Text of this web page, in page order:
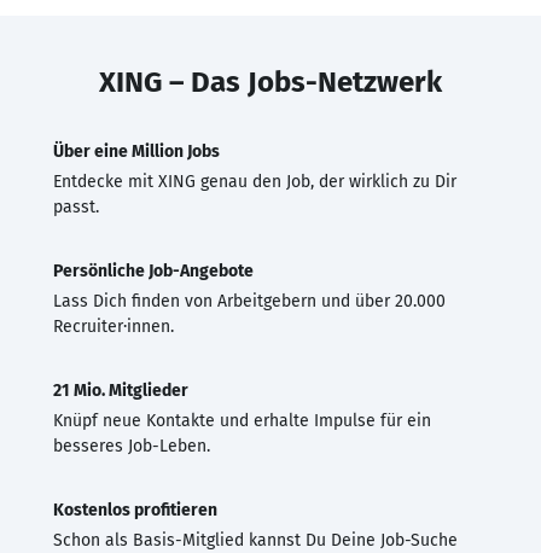
XING – Das Jobs-Netzwerk
Über eine Million Jobs
Entdecke mit XING genau den Job, der wirklich zu Dir
passt.
Persönliche Job-Angebote
Lass Dich finden von Arbeitgebern und über 20.000
Recruiter·innen.
21 Mio. Mitglieder
Knüpf neue Kontakte und erhalte Impulse für ein
besseres Job-Leben.
Kostenlos profitieren
Schon als Basis-Mitglied kannst Du Deine Job-Suche